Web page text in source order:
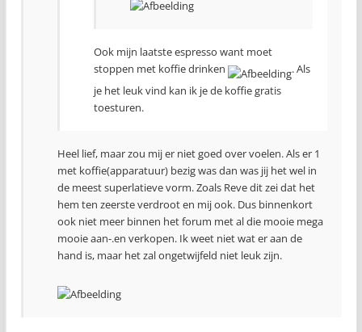
Ook mijn laatste espresso want moet
stoppen met koffie drinken
. Als
je het leuk vind kan ik je de koffie gratis
toesturen.
Heel lief, maar zou mij er niet goed over voelen. Als er 1
met koffie(apparatuur) bezig was dan was jij het wel in
de meest superlatieve vorm. Zoals Reve dit zei dat het
hem ten zeerste verdroot en mij ook. Dus binnenkort
ook niet meer binnen het forum met al die mooie mega
mooie aan-.en verkopen. Ik weet niet wat er aan de
hand is, maar het zal ongetwijfeld niet leuk zijn.